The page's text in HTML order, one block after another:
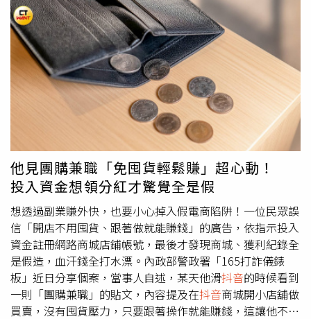
外成為現象級金曲，不僅連續兩個月蟬聯QQ音樂熱歌榜冠
軍，也登上多個串流平台排行榜冠軍位置，在抖音話題播放
量更突破20億次。面對歌曲時隔多年再度爆紅，蔡詩芸開心
表示：「很開心，我自己寫了那麼棒的一首歌，謝謝我自
己！」她坦言，當年完全沒想到14年前在家中客廳創作的作
品，竟會在多年後迎來第二波高峰。她說：「那時候只是把
自己喜歡的音樂風格寫進去，也很感謝兩位作詞老師寫出很
棒的歌詞。可能當年的時機不對，但今年剛好對了，歌曲碰
巧符合大家現在的心情，加上很多人喜歡回憶殺、喜歡
2000年代的抒情歌，才讓這首歌再次被聽見。」出道21年
的蔡詩芸，近半年憑藉〈雨過後的風景〉在兩岸再度翻紅。
（圖／人見人愛娛樂提供）回憶創作過程，蔡詩芸透露自己
向來偏愛帶有情緒張力的暗色系和弦，因此以鋼琴作為創作
起點，先完成英文歌詞Demo，再融入R&B元素發展成完整
作品。她也分享一段鮮為人知的幕後故事：「原本版權公司
想把這首歌賣給別的歌手，但因為我真的太喜歡這首歌，捨
不得割愛，所以決定把它留在自己身邊。現在回頭看，這個
決定真的做對了。」此外，2026年對蔡詩芸而言也是音樂
生涯的重要突破年。她目前正積極籌備全新專輯，並將於7
他見團購兼職「免囤貨輕鬆賺」超心動！
投入資金想領分紅才驚覺全是假
想透過副業賺外快，也要小心掉入假電商陷阱！一位民眾誤
信「開店不用囤貨、跟著做就能賺錢」的廣告，依指示投入
資金註冊網路商城店鋪帳號，最後才發現商城、獲利紀錄全
是假造，血汗錢全打水漂。內政部警政署「165打詐儀錶
板」近日分享個案，當事人自述，某天他滑抖音的時候看到
一則「團購兼職」的貼文，內容提及在抖音商城開小店舖做
買賣，沒有囤貨壓力，只要跟著操作就能賺錢，這讓他不禁